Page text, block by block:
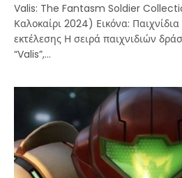
Valis: The Fantasm Soldier
Καλοκαίρι 2024) Εικόνα:
εκτέλεσης Η σειρά παιχνιδιών
“Valis”,…